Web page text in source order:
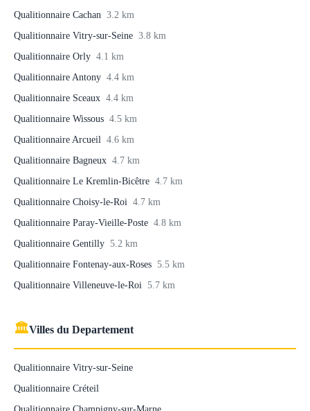
Qualitionnaire Cachan 3.2 km
Qualitionnaire Vitry-sur-Seine 3.8 km
Qualitionnaire Orly 4.1 km
Qualitionnaire Antony 4.4 km
Qualitionnaire Sceaux 4.4 km
Qualitionnaire Wissous 4.5 km
Qualitionnaire Arcueil 4.6 km
Qualitionnaire Bagneux 4.7 km
Qualitionnaire Le Kremlin-Bicêtre 4.7 km
Qualitionnaire Choisy-le-Roi 4.7 km
Qualitionnaire Paray-Vieille-Poste 4.8 km
Qualitionnaire Gentilly 5.2 km
Qualitionnaire Fontenay-aux-Roses 5.5 km
Qualitionnaire Villeneuve-le-Roi 5.7 km
🏛Villes du Departement
Qualitionnaire Vitry-sur-Seine
Qualitionnaire Créteil